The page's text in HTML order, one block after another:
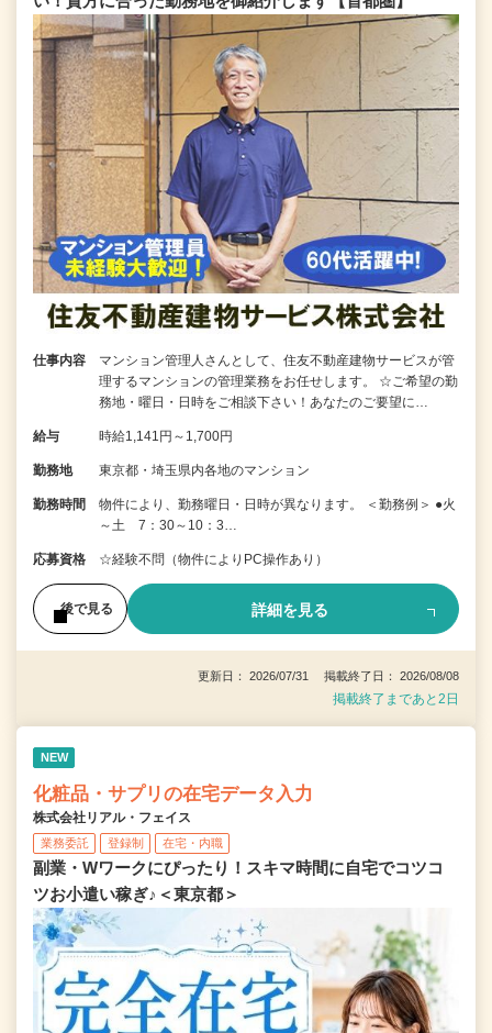
仕事内容
マンション管理人さんとして、住友不動産建物サービスが管
理するマンションの管理業務をお任せします。 ☆ご希望の勤
務地・曜日・日時をご相談下さい！あなたのご要望に…
給与 時給1,141円～1,700円
勤務地 東京都・埼玉県内各地のマンション
勤務時間
物件により、勤務曜日・日時が異なります。 ＜勤務例＞ ●火
～土 7：30～10：3…
応募資格 ☆経験不問（物件によりPC操作あり）
後で見る 詳細を見る
更新日： 2026/07/31 掲載終了日： 2026/08/08
掲載終了まであと2日
NEW
化粧品・サプリの在宅データ入力
株式会社リアル・フェイス
業務委託 登録制 在宅・内職
副業・Wワークにぴったり！スキマ時間に自宅でコツコ
ツお小遣い稼ぎ♪＜東京都＞